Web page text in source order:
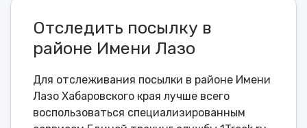
Отследить посылку в
районе Имени Лазо
Для отслеживания посылки в районе Имени
Лазо Хабаровского края лучше всего
воспользоваться специализированным